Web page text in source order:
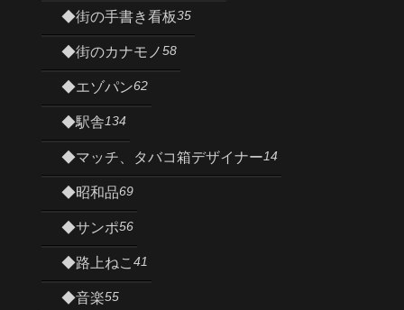
◆街の手書き看板35
◆街のカナモノ58
◆エゾパン62
◆駅舎134
◆マッチ、タバコ箱デザイナー14
◆昭和品69
◆サンポ56
◆路上ねこ 41
◆音楽55